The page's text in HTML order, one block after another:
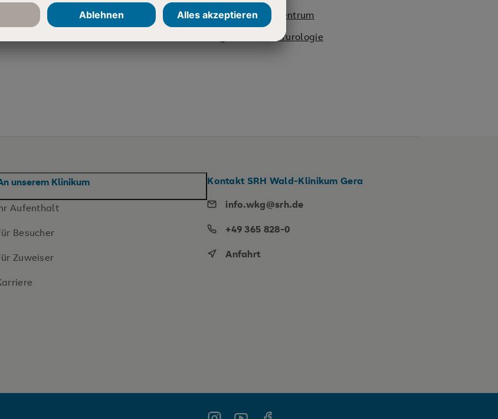
Zentrumsleiter:
Prostatakarzinomzentrum
Urologie und Kinderurologie
unserem Klinikum
Aufenthalt
Besucher
Zuweiser
Kontakt SRH Wald-Klinikum Gera
info.wkg@srh.de
+49 365 828-0
Anfahrt